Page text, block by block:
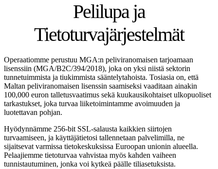
Pelilupa ja
Tietoturvajärjestelmät
Operaatiomme perustuu MGA:n peliviranomaisen tarjoamaan
lisenssiin (MGA/B2C/394/2018), joka on yksi niistä sektorin
tunnetuimmista ja tiukimmista sääntelytahoista. Tosiasia on, että
Maltan peliviranomaisen lisenssin saamiseksi vaaditaan ainakin
100,000 euron talletusvaatimus sekä kuukausikohtaiset ulkopuoliset
tarkastukset, joka turvaa liiketoimintamme avoimuuden ja
luotettavan pohjan.
Hyödynnämme 256-bit SSL-salausta kaikkien siirtojen
turvaamiseen, ja käyttäjätietosi tallennetaan palvelimilla, ne
sijaitsevat varmissa tietokeskuksissa Euroopan unionin alueella.
Pelaajiemme tietoturvaa vahvistaa myös kahden vaiheen
tunnistautuminen, jonka voi kytkeä päälle tiliasetuksista.